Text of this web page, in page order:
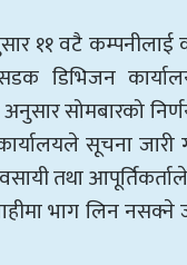
११ वटै कम्पनीलाई
डिभिजन
सोमबारको
सूचना जारी
तथा
भाग लिन नसक्ने